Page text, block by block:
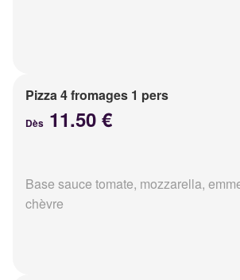
Pizza 4 fromages 1 pers
Dès 11.50 €
Base sauce tomate, mozzarella,
chèvre